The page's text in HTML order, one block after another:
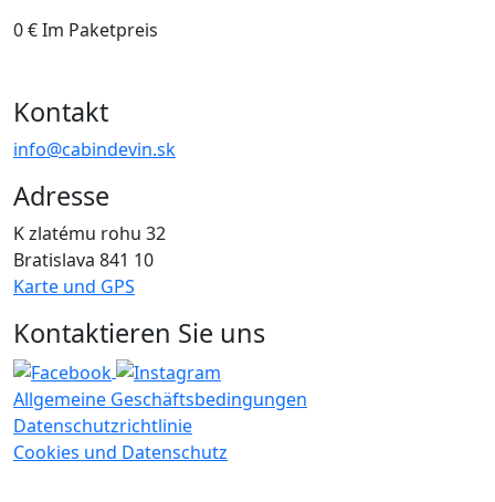
0 €Im Paketpreis
Kontakt
info@cabindevin.sk
Adresse
K zlatému rohu 32
Bratislava 841 10
Karte und GPS
Kontaktieren Sie uns
Allgemeine Geschäftsbedingungen
Datenschutzrichtlinie
Cookies und Datenschutz